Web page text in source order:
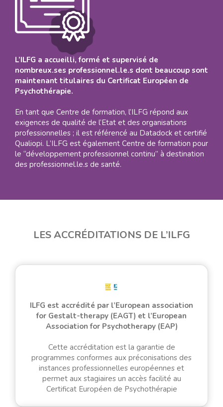
L’ILFG a accueilli, formé et supervisé de
nombreux.ses professionnel.le.s dont beaucoup sont
maintenant titulaires du Certificat Européen de
Psychothérapie.
En tant que Centre de formation, l’ILFG répond aux
exigences de qualité de l’Etat et des organisations
professionnelles ; il est référencé au Datadock et certifié
Qualiopi. L’ILFG est également Centre de formation pour
le “développement professionnel continu” à destination
des professionnel.le.s de santé.
LES ACCRÉDITATIONS DE L’ILFG
ILFG est accrédité par l’European association
for Gestalt-therapy (EAGT) et l’European
Association for Psychotherapy (EAP)
Cette accréditation est la garantie de
programmes conformes aux préconisations des
instances professionnelles européennes et
permet aux stagiaires un accès facilité au
Certificat Européen de Psychothérapie